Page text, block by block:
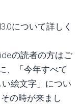
について詳しく
の読者の方はご
、「今年すべて
絵文字」につい
の時が来まし